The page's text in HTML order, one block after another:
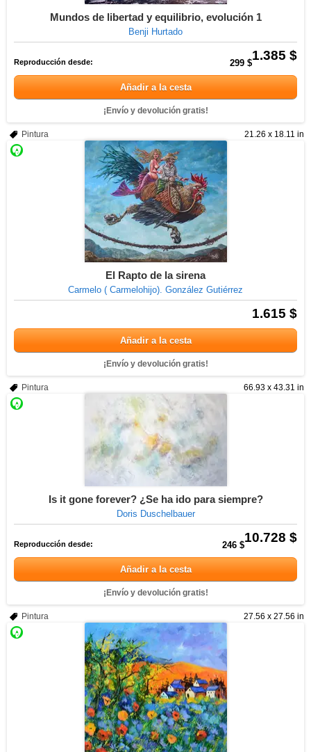
Mundos de libertad y equilibrio, evolución 1
Benji Hurtado
1.385 $
Reproducción desde: 299 $
Añadir a la cesta
¡Envío y devolución gratis!
21.26 x 18.11 in
Pintura
El Rapto de la sirena
Carmelo ( Carmelohijo). González Gutiérrez
1.615 $
Añadir a la cesta
¡Envío y devolución gratis!
66.93 x 43.31 in
Pintura
Is it gone forever? ¿Se ha ido para siempre?
Doris Duschelbauer
10.728 $
Reproducción desde: 246 $
Añadir a la cesta
¡Envío y devolución gratis!
27.56 x 27.56 in
Pintura